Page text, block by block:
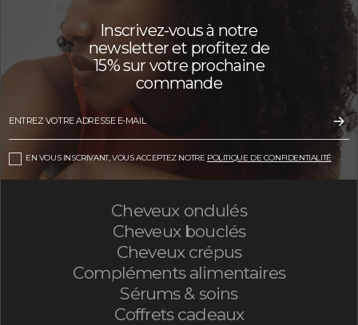
Inscrivez-vous à notre
newsletter et profitez de
15% sur votre prochaine
commande
EN VOUS INSCRIVANT, VOUS ACCEPTEZ NOTRE POLITIQUE DE CONFIDENTIALITÉ
Cheveux ondulés
Cheveux bouclés
Cheveux crépus
Compléments alimentaires
Sérums & soins
Coffrets cadeaux